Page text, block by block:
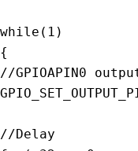
while ( 1 )
{
//GPIOAPIN0
//Delay